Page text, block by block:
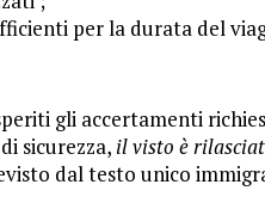
per la durata del
gli accertamenti
sicurezza, il visto è
dal testo unico